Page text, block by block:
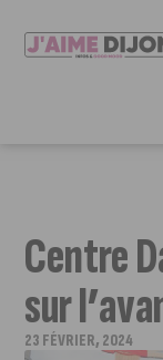
Centre
sur
23 FÉVRIER, 2024